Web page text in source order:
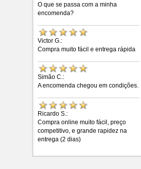
O que se passa com a minha
encomenda?
Victor G.:
Compra muito fácil e entrega rápida
Simão C.:
A encomenda chegou em condições.
Ricardo S.:
Compra online muito fácil, preço
competitivo, e grande rapidez na
entrega (2 dias)